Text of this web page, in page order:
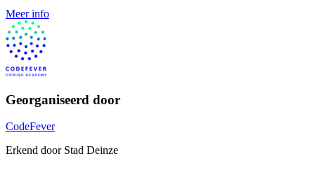
Meer info
Georganiseerd door
CodeFever
Erkend door Stad Deinze